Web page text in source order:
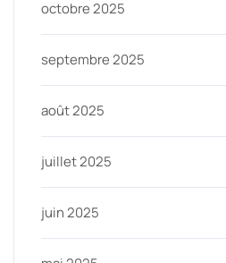
octobre 2025
septembre 2025
août 2025
juillet 2025
juin 2025